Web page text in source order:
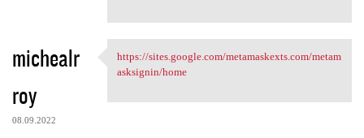
michealr
roy
08.09.2022
https://sites.google.com
https://sites.google.com/metamaskexts.com/metam
asksignin/home